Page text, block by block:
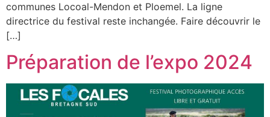
communes Locoal-Mendon et Ploemel. La ligne
directrice du festival reste inchangée. Faire découvrir le
[…]
Préparation de l’expo 2024